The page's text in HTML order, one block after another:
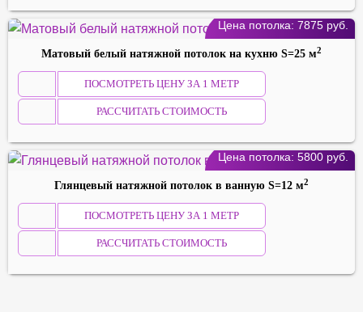
Цена потолка: 7875 руб.
Матовый белый натяжной потолок на кухню S=25 м2
ПОСМОТРЕТЬ ЦЕНУ ЗА 1 МЕТР
РАССЧИТАТЬ СТОИМОСТЬ
Цена потолка: 5800 руб.
Глянцевый натяжной потолок в ванную S=12 м2
ПОСМОТРЕТЬ ЦЕНУ ЗА 1 МЕТР
РАССЧИТАТЬ СТОИМОСТЬ